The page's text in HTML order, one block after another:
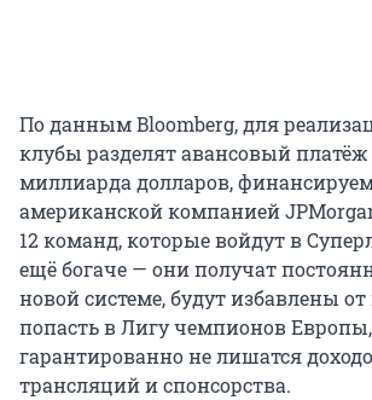
По данным Bloomberg, для
клубы разделят авансовый платёж
миллиарда долларов,
американской компанией
12 команд, которые войдут в
ещё богаче — они получат
новой системе, будут избавлены
попасть в Лигу чемпионов Европы,
гарантированно не лишатся
трансляций и спонсорства.